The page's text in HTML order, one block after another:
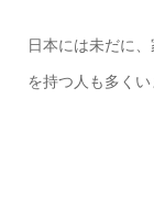
日本には未だに
を持つ人も多くい